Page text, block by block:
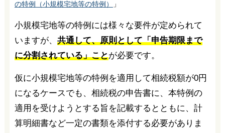
の特例（小規模宅地等の特例）
」
小規模宅地等の特例には様々な要件が定められて
いますが、 共通して、原則として「申告期限まで
に分割されている」ことが必要です。
仮に小規模宅地等の特例を適用して相続税額が0円
になるケースでも、相続税の申告書に、本特例の
適用を受けようとする旨を記載するとともに、計
算明細書など一定の書類を添付する必要がありま